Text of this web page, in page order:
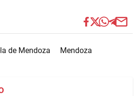
de Mendoza Mendoza